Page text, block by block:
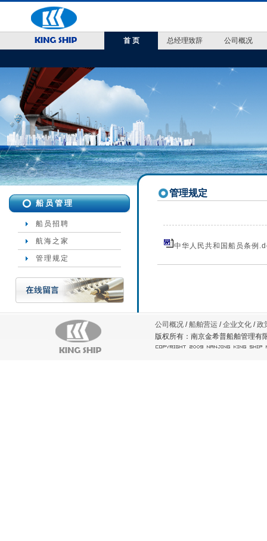
首 页 总经理致辞 公司概况
船员管理
船员招聘
航海之家
管理规定
管理规定
中华人民共和国船员条例
公司概况 /船舶营运 /企业文化 /政
版权所有：南京金希普船舶管理有